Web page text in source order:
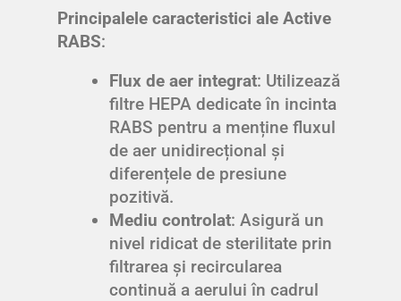
Principalele caracteristici ale Active
RABS:
Flux de aer integrat: Utilizează
filtre HEPA dedicate în incinta
RABS pentru a menține fluxul
de aer unidirecțional și
diferențele de presiune
pozitivă.
Mediu controlat: Asigură un
nivel ridicat de sterilitate prin
filtrarea și recircularea
continuă a aerului în cadrul